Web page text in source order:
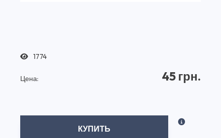
1774
Цена: 45 грн.
КУПИТЬ